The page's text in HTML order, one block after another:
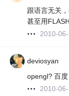
跟语言无关
甚至用
2010-
deviosyan
opengl? 百
2010-